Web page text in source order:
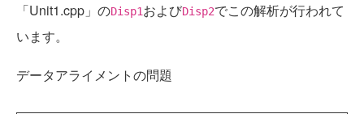
「Unit1.cpp」のDisp1およびDisp2でこの解析が行われて
います。
データアライメントの問題